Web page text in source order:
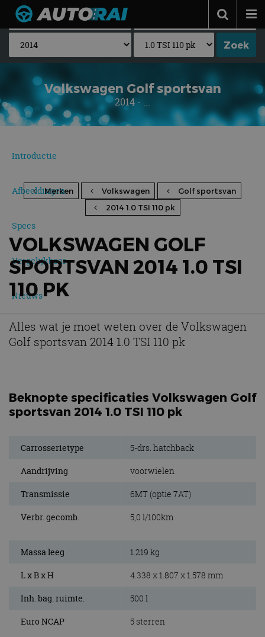
Autonieuws
Podcast
Autotests
Automerken
Adverteren
Contact
Volkswagen Golf sportsvan
2014 - ...
Introductie
Afbeeldingen
Specs
Vergelijkbaar
Nieuws
Merken Volkswagen
Golf sportsvan
2014 1.0 TSI 110 pk
VOLKSWAGEN GOLF
SPORTSVAN 2014 1.0 TSI
110 PK
Alles wat je moet weten over de Volkswagen
Golf sportsvan 2014 1.0 TSI 110 pk
Beknopte specificaties Volkswagen Golf
sportsvan 2014 1.0 TSI 110 pk
Carrosserietype 5-drs. hatchback
Aandrijving voorwielen
Transmissie 6MT (optie 7AT)
Verbr. gecomb. 5,0 l/100km
Massa leeg 1.219 kg
L x B x H 4.338 x 1.807 x 1.578 mm
Inh. bag. ruimte. 500 l
Euro NCAP 5 sterren